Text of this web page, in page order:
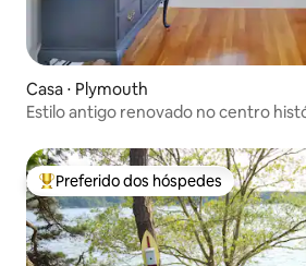
Casa ⋅ Plymouth
Estilo antigo renovado no centro
Entre os melhores preferidos dos
Preferido dos hóspedes